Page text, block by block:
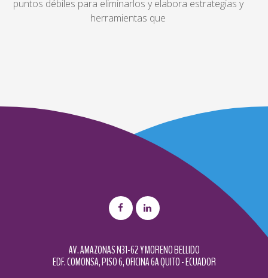
puntos débiles para eliminarlos y elabora estrategias y
herramientas que
AV. AMAZONAS N31-62 Y MORENO BELLIDO
EDF. COMONSA, PISO 6, OFICINA 6A QUITO - ECUADOR